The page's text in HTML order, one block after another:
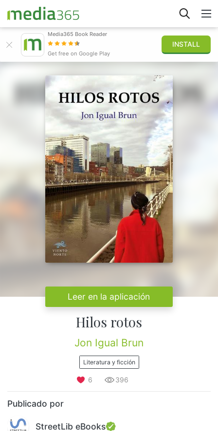
Iniciar sesión
Publicar
Media365 Book Reader
Get free on Google Play
INSTALL
Leer en la aplicación
Hilos rotos
Jon Igual Brun
Literatura y ficción
6 396
Publicado por
StreetLib eBooks